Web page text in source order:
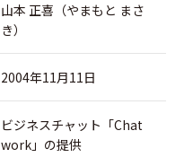
山本 正喜（やまもと まさ
き）
2004年11月11日
ビジネスチャット「Chat
work」の提供